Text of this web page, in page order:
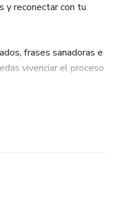
y reconectar con tu
frases sanadoras e
vivenciar el proceso